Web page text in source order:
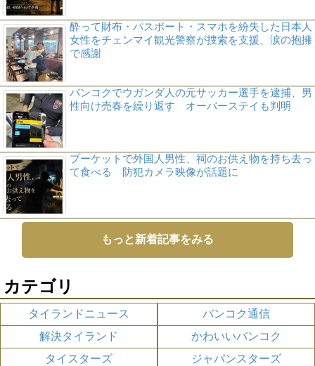
酔って財布・パスポート・スマホを紛失した日本人
女性をチェンマイ観光警察が捜索を支援、涙の抱擁
で感謝
バンコクでウガンダ人の元サッカー選手を逮捕、男
性向け売春を繰り返す オーバーステイも判明
プーケットで外国人男性、祠のお供え物を持ち去っ
て食べる 防犯カメラ映像が話題に
もっと新着記事をみる
カテゴリ
タイランドニュース
バンコク通信
解決タイランド
かわいいバンコク
タイスターズ
ジャパンスターズ